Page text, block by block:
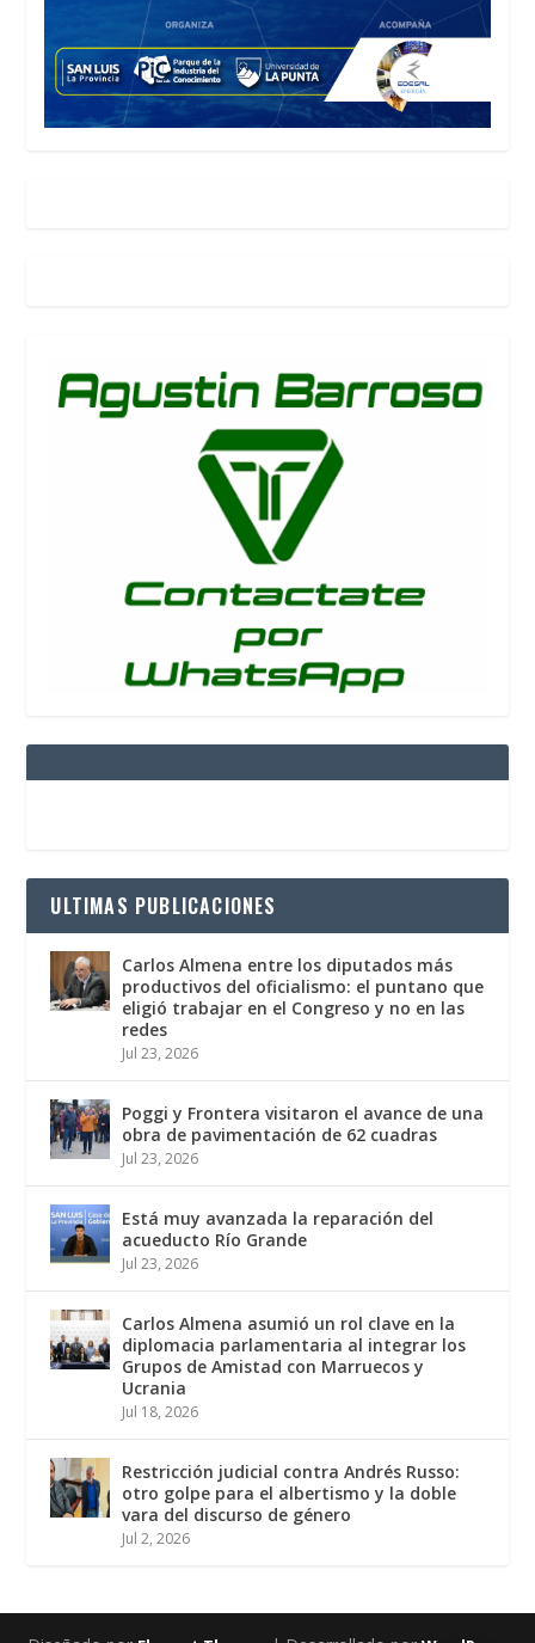
ULTIMAS PUBLICACIONES
Carlos Almena entre los diputados más
productivos del oficialismo: el puntano que
eligió trabajar en el Congreso y no en las
redes
Jul 23, 2026
Poggi y Frontera visitaron el avance de una
obra de pavimentación de 62 cuadras
Jul 23, 2026
Está muy avanzada la reparación del
acueducto Río Grande
Jul 23, 2026
Carlos Almena asumió un rol clave en la
diplomacia parlamentaria al integrar los
Grupos de Amistad con Marruecos y
Ucrania
Jul 18, 2026
Restricción judicial contra Andrés Russo:
otro golpe para el albertismo y la doble
vara del discurso de género
Jul 2, 2026